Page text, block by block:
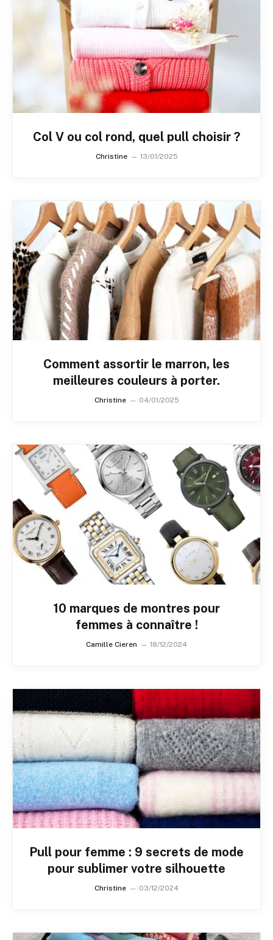
Col V ou col rond, quel pull choisir ?
Christine 13/01/2025
Comment assortir le marron, les
meilleures couleurs à porter.
Christine 04/01/2025
10 marques de montres pour
femmes à connaître !
Camille Cieren 18/12/2024
Pull pour femme : 9 secrets de mode
pour sublimer votre silhouette
Christine 03/12/2024